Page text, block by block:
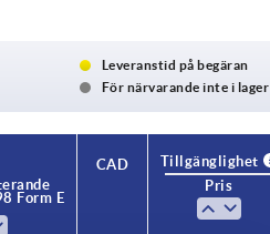
Leveranstid på begäran
För närvarande inte i lager
Form E
CAD
Tillgänglighet
Pris